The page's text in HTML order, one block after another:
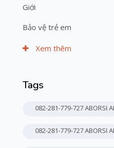
Giới
Bảo vệ trẻ em
Xem thêm
Bỏ qua Thẻ
Tags
082-281-779-727 ABORSI
082-281-779-727 ABORSI